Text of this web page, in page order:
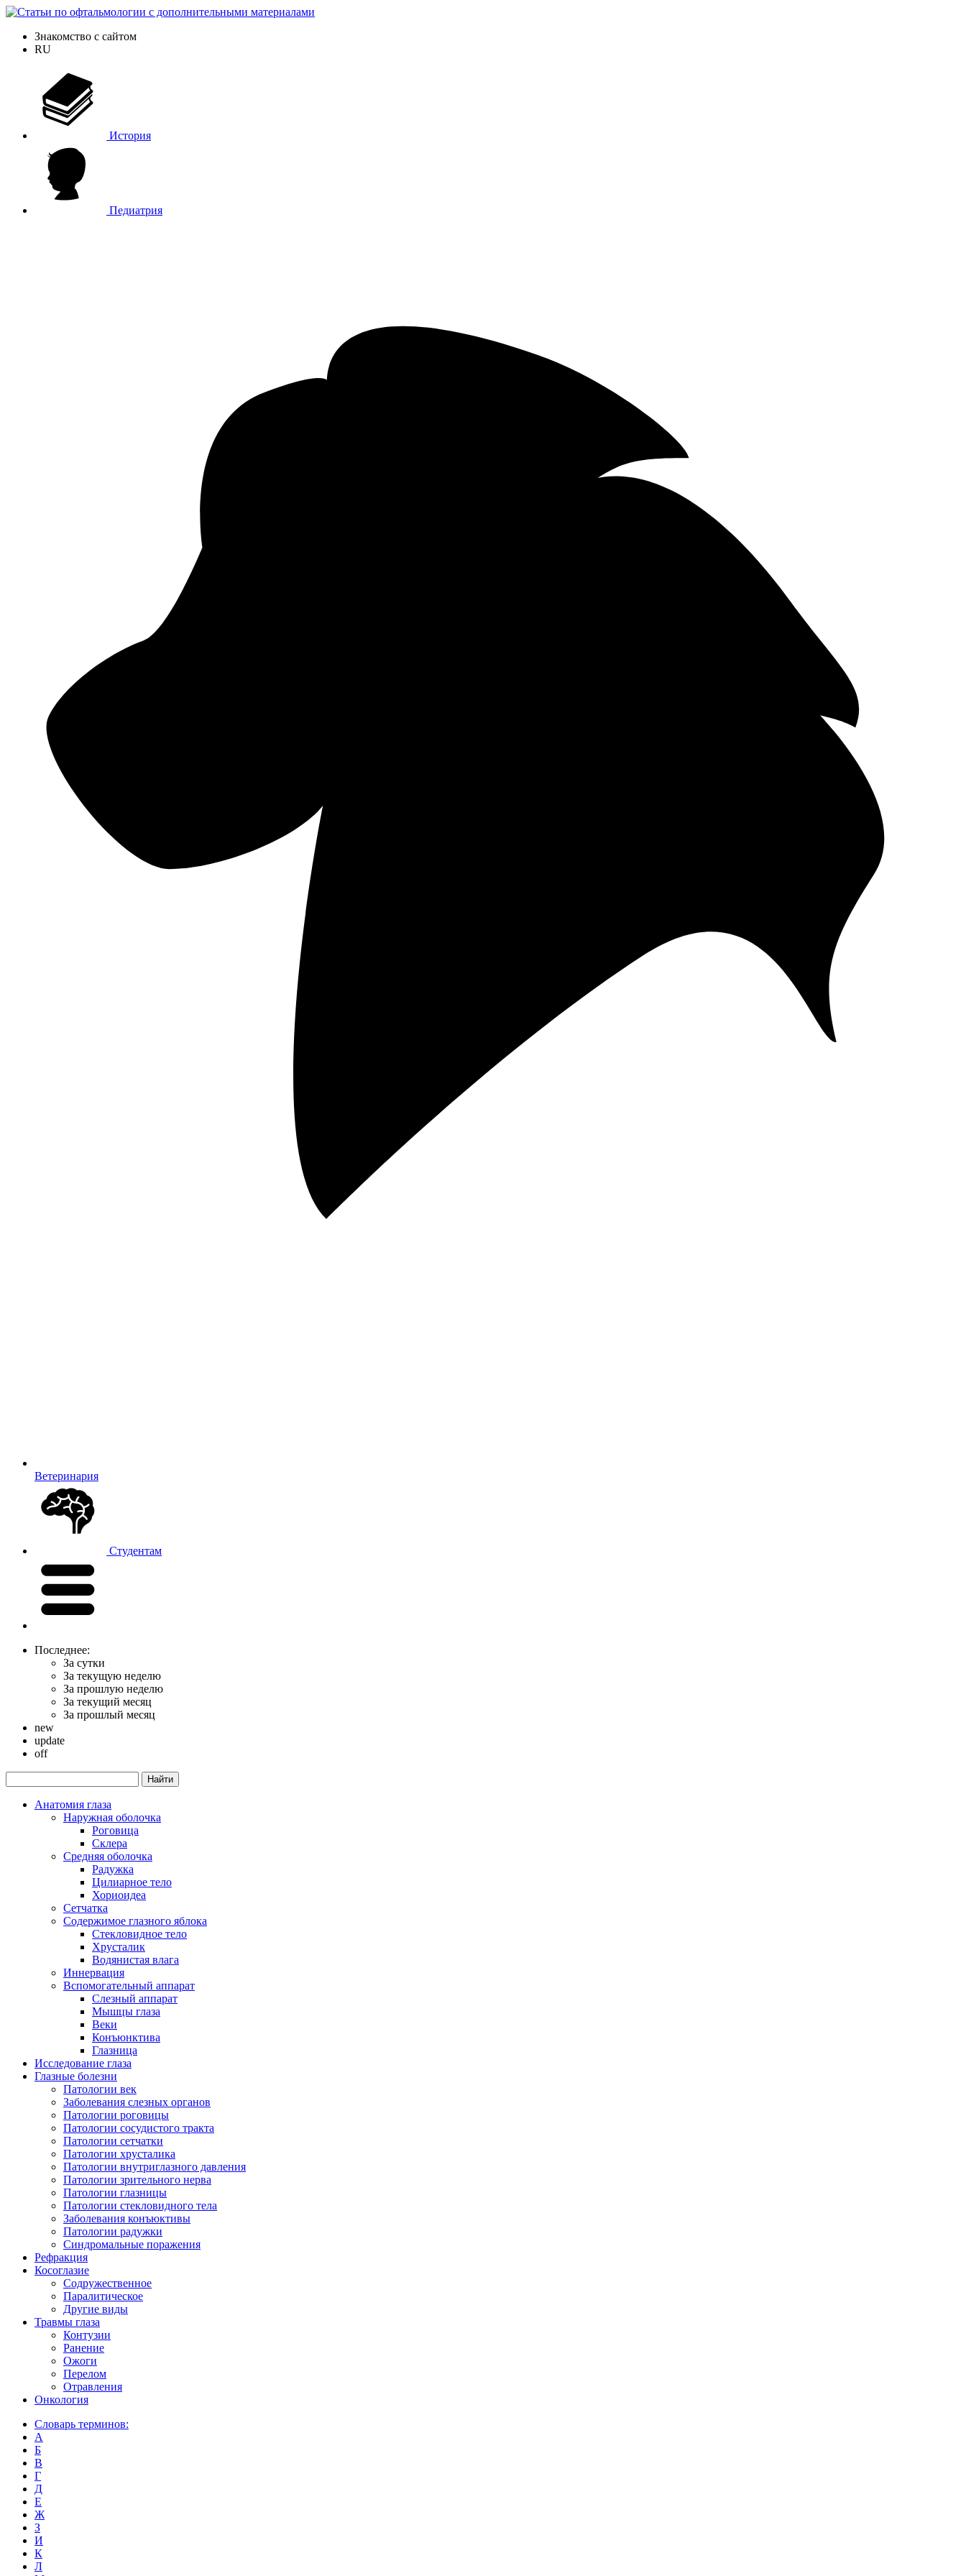
Знакомство с сайтом
RU
История
Педиатрия
Ветеринария
Студентам
Последнее:
За сутки
За текущую неделю
За прошлую неделю
За текущий месяц
За прошлый месяц
new
update
off
Анатомия глаза
Наружная оболочка
Роговица
Склера
Средняя оболочка
Радужка
Цилиарное тело
Хориоидеа
Сетчатка
Содержимое глазного яблока
Стекловидное тело
Хрусталик
Водянистая влага
Иннервация
Вспомогательный аппарат
Слезный аппарат
Мышцы глаза
Веки
Конъюнктива
Глазница
Исследование глаза
Глазные болезни
Патологии век
Заболевания слезных органов
Патологии роговицы
Патологии сосудистого тракта
Патологии сетчатки
Патологии хрусталика
Патологии внутриглазного давления
Патологии зрительного нерва
Патологии глазницы
Патологии стекловидного тела
Заболевания конъюктивы
Патологии радужки
Синдромальные поражения
Рефракция
Косоглазие
Содружественное
Паралитическое
Другие виды
Травмы глаза
Контузии
Ранениe
Ожоги
Перелом
Отравления
Онкология
Словарь терминов:
А
Б
В
Г
Д
Е
Ж
З
И
К
Л